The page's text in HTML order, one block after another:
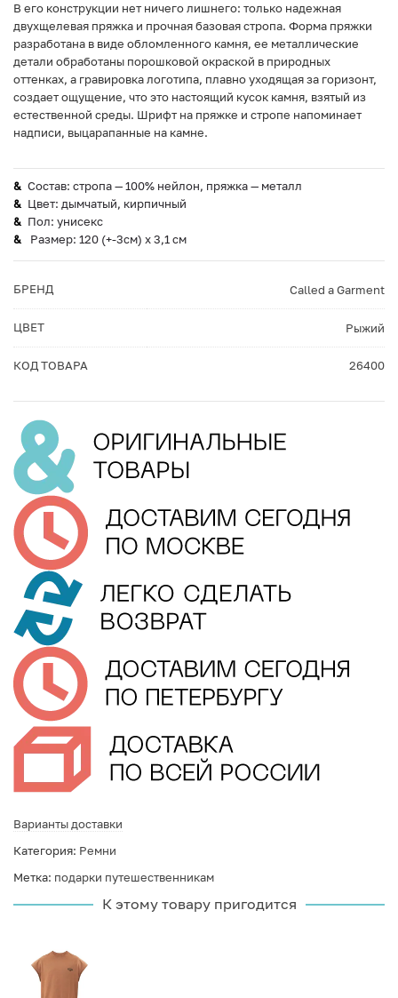
В его конструкции нет ничего лишнего: только надежная
двухщелевая пряжка и прочная базовая стропа. Форма пряжки
разработана в виде обломленного камня, ее металлические
детали обработаны порошковой окраской в природных
оттенках, а гравировка логотипа, плавно уходящая за горизонт,
создает ощущение, что это настоящий кусок камня, взятый из
естественной среды. Шрифт на пряжке и стропе напоминает
надписи, выцарапанные на камне.
Состав: стропа — 100% нейлон, пряжка — металл
Цвет: дымчатый, кирпичный
Пол: унисекс
Размер: 120 (+-3см) x 3,1 см
БРЕНД Called a Garment
ЦВЕТ Рыжий
КОД ТОВАРА 26400
Варианты доставки
Категория: Ремни
Метка: подарки путешественникам
К этому товару пригодится